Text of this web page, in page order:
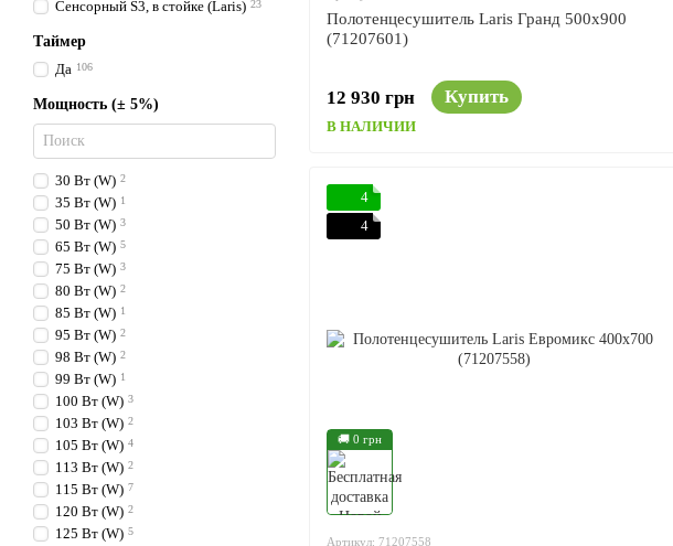
Полотенцесушитель Laris Гранд 500x900
(71207601)
12 930 грн Купить
В НАЛИЧИИ
🚚 0 грн
4
4
Артикул: 71207558
Сенсорный S3, в стойке (Laris) 23
Таймер
Да 106
Мощность (± 5%)
30 Вт (W) 2
35 Вт (W) 1
50 Вт (W) 3
65 Вт (W) 5
75 Вт (W) 3
80 Вт (W) 2
85 Вт (W) 1
95 Вт (W) 2
98 Вт (W) 2
99 Вт (W) 1
100 Вт (W) 3
103 Вт (W) 2
105 Вт (W) 4
113 Вт (W) 2
115 Вт (W) 7
120 Вт (W) 2
125 Вт (W) 5